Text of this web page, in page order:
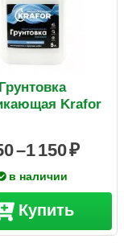
Грунтовка
Krafor
–1 150
в наличии
Купить